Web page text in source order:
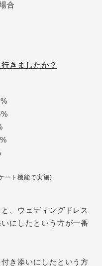
合
きましたか？
ート機能で実施)
、ウェディングドレス
にしたという方が一番
き添いにしたという方